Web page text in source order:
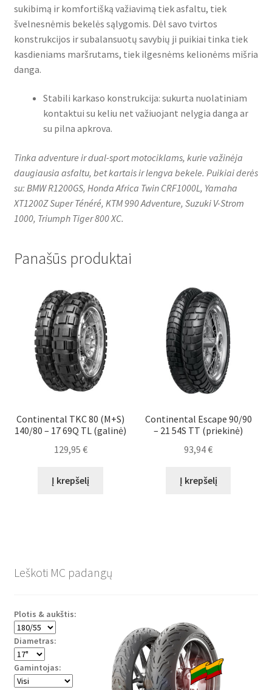
sukibimą ir komfortišką važiavimą tiek asfaltu, tiek
švelnesnėmis bekelės sąlygomis. Dėl savo tvirtos
konstrukcijos ir subalansuotų savybių ji puikiai tinka tiek
kasdieniams maršrutams, tiek ilgesnėms kelionėms mišria
danga.
Stabili karkaso konstrukcija: sukurta nuolatiniam
kontaktui su keliu net važiuojant nelygia danga ar
su pilna apkrova.
Tinka adventure ir dual-sport motociklams, kurie važinėja
daugiausia asfaltu, bet kartais ir lengva bekele. Puikiai derės
su: BMW R1200GS, Honda Africa Twin CRF1000L, Yamaha
XT1200Z Super Ténéré, KTM 990 Adventure, Suzuki V-Strom
1000, Triumph Tiger 800 XC.
Panašūs produktai
Continental TKC 80 (M+S)
140/80 – 17 69Q TL (galinė)
129,95 €
Į krepšelį
Continental Escape 90/90
– 21 54S TT (priekinė)
93,94€
Į krepšelį
Leškoti MC padangų
Plotis & aukštis:
Diametras:
Gamintojas: